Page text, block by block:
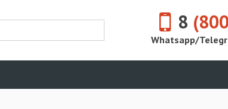
8
Whatsapp/